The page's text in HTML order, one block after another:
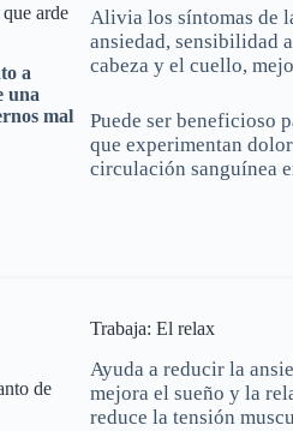
arde
a
una
mal
Alivia los síntomas de
ansiedad, sensibilidad
cabeza y el cuello,
Puede ser beneficioso
que experimentan
circulación sanguínea
de
Trabaja: El relax
Ayuda a reducir la
mejora el sueño y la
reduce la tensión